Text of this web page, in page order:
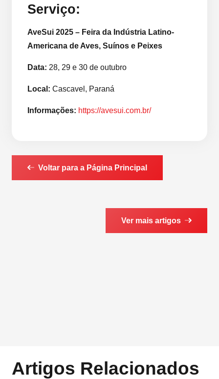
Serviço:
AveSui 2025 – Feira da Indústria Latino-
Americana de Aves, Suínos e Peixes
Data: 28, 29 e 30 de outubro
Local: Cascavel, Paraná
Informações: https://avesui.com.br/
Voltar para a Página Principal
Ver mais artigos
Artigos Relacionados